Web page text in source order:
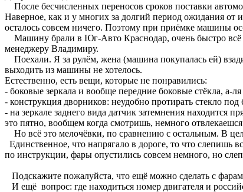
После бесчисленных переносов сроков поставки
Наверное, как и у многих за долгий период ожидания от
осталось совсем ничего. Поэтому при приёмке машины
Машину брали в Юг-Авто Краснодар, очень быстро всё
менеджеру Владимиру.
Поехали. Я за рулём, жена (машина покупалась ей)
выходить из машины не хотелось.
Естественно, есть вещи, которые не понравились:
- боковые зеркала и вообще передние боковые стёкла, а-
- конструкция дворников: неудобно протирать стекло
- на зеркале заднего вида датчик затемнения находится
это пятно, вообщем когда смотришь, немного
Но всё это мелочёвки, по сравнению с остальным. В
Единственное, что напрягало в дороге, то что слепишь
по инструкции, фары опустились совсем немного, но
Подскажите пожалуйста, что ещё можно сделать с
И ещё вопрос: где находиться номер двигателя и